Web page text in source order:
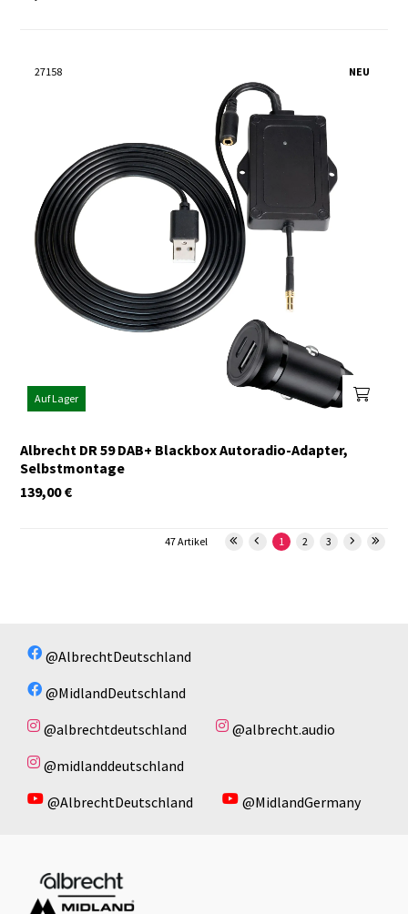
NEU
27158
Auf Lager
Albrecht DR 59 DAB+ Blackbox Autoradio-Adapter,
Selbstmontage
€
139,00
1 2 3
47 Artikel
@AlbrechtDeutschland
@MidlandDeutschland
@albrechtdeutschland
@albrecht.audio
@midlanddeutschland
@AlbrechtDeutschland
@MidlandGermany